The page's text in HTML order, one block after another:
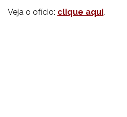
Veja o ofício: clique aqui.